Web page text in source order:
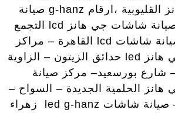
شاشات جي هانز القليوبية ،ارقام g-hanz صيانة
القاهرة ،ارقام صيانة شاشات جي هانز lcd التجمع
الخامس،رقم صيانة شاشات lcd القاهرة – مراكز
اصلاح شاشات جي هانز led حدائق الزيتون – الزاوية
شارع بورسعيد– مركز صيانة
هانز الحلمية الجديدة – السواح –
screens الهرم – صيانة شاشات led g-hanz زهراء